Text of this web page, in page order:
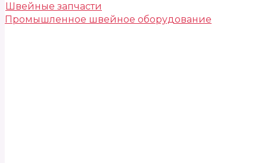
Швейные запчасти
Промышленное швейное оборудование